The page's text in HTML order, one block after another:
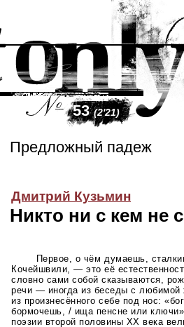
53(2'21)
Предложный падеж
Дмитрий Кузьмин
Никто ни с кем не
Первое, о чём думаешь,
Кочейшвили, — это её
словно сами собой сказываются,
речи — иногда из беседы с
из произнесённого себе под нос:
бормочешь, / ища пенсне или
поэзии второй половины XX века